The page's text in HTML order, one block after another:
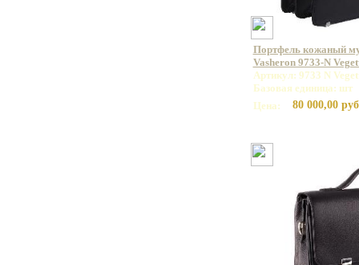
Портфель кожаный
Vasheron 9733-N
Артикул: 9733 N
Базовая единица: шт
Цена:
80 000,00